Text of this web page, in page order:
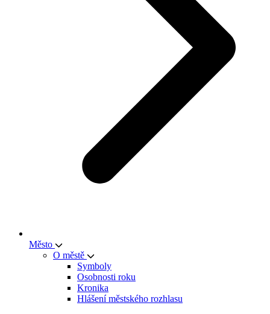
Město
O městě
Symboly
Osobnosti roku
Kronika
Hlášení městského rozhlasu